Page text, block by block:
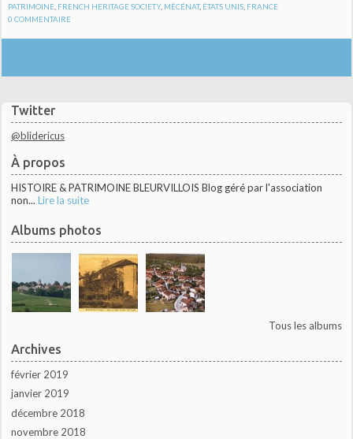
Twitter
@blidericus
À propos
HISTOIRE & PATRIMOINE BLEURVILLOIS Blog géré par l'association
non... Lire la suite
Albums photos
Tous les albums
Archives
février 2019
janvier 2019
décembre 2018
novembre 2018
PATRIMOINE FRENCH HERITAGE SOCIETY, MÉCÉNAT, ÉTATS UNIS FRANCE
0 COMMENTAIRE